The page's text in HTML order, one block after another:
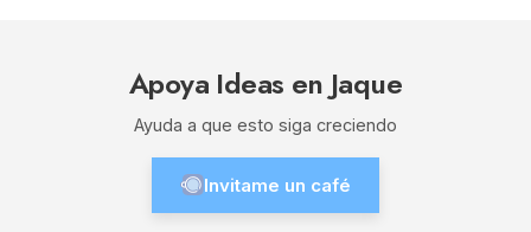
Apoya Ideas en Jaque
Ayuda a que esto siga creciendo
Invitame un café